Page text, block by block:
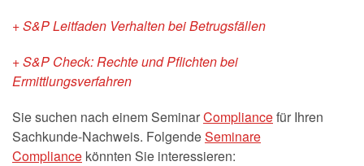
+ S&P Leitfaden Verhalten bei Betrugsfällen
+ S&P Check: Rechte und Pflichten bei
Ermittlungsverfahren
Sie suchen nach einem SeminarCompliancefür Ihren
Sachkunde-Nachweis. FolgendeSeminare
Compliance könnten Sie interessieren: